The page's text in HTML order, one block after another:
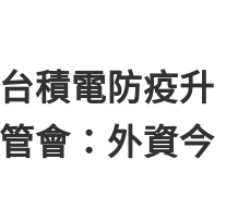
積電防疫升
會：外資今